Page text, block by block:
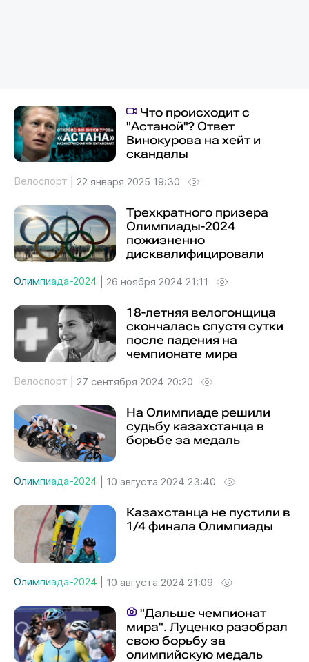
Что происходит с
"Астаной"? Ответ
Винокурова на хейт и
скандалы
Велоспорт 22 января 2025 19:30
Трехкратного призера
Олимпиады-2024
пожизненно
дисквалифицировали
Олимпиада-2024 26 ноября 2024 21:11
18-летняя велогонщица
скончалась спустя сутки
после падения на
чемпионате мира
Велоспорт 27 сентября 2024 20:20
На Олимпиаде решили
судьбу казахстанца в
борьбе за медаль
Олимпиада-2024 10 августа 2024 23:40
Казахстанца не пустили в
1/4 финала Олимпиады
Олимпиада-2024 10 августа 2024 21:09
мира". Луценко разобрал
свою борьбу за
олимпийскую медаль